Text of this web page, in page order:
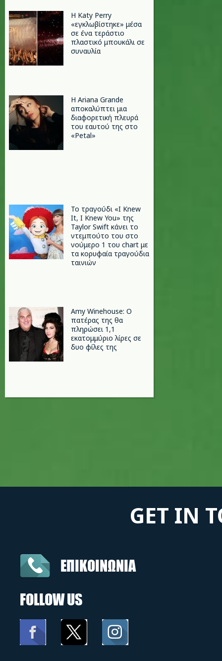
H Katy Perry
«εγκλωβίστηκε» μέσα
σε ένα τεράστιο
πλαστικό μπουκάλι σε
συναυλία
Η Ariana Grande
αποκαλύπτει μια
διαφορετική πλευρά
του εαυτού της στο
«Petal»
Το τραγούδι «I Knew
It, I Knew You» της
Taylor Swift κάνει το
ντεμπούτο του στο
νούμερο 1 του chart με
τα κορυφαία τραγούδια
ταινιών
Amy Winehouse: Ο
πατέρας της θα
πληρώσει 1,1
εκατομμύριο λίρες σε
δυο φίλες της
GET IN
ΕΠΙΚΟΙΝΩΝΙΑ
FOLLOW US